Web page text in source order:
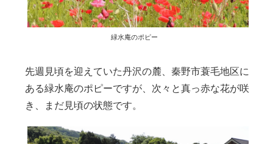
緑水庵のポピー
先週見頃を迎えていた丹沢の麓、秦野市蓑毛地区に
ある緑水庵のポピーですが、次々と真っ赤な花が咲
き、まだ見頃の状態です。